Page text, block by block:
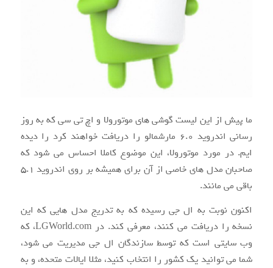
ما پیش از این لیست گوشی های موتورولا و اچ تی سی که به روز
رسانی اندروید ۶.۰ مارشمالو را دریافت خواهند کرد را دیده
ایم. در مورد موتورولا، این موضوع کاملا احساس می شود که
صاحبان مدل های خاصی از آن برای همیشه بر روی اندروید ۵.۱
باقی می مانند.
اکنون نوبت به ال جی رسیده که به تدریج مدل هایی که این
نسخه را دریافت می کنند، معرفی کند. در LGWorld.com، که
وب سایتی است که توسط سازندگان ال جی مدیریت می شود،
شما می توانید یک کشور را انتخاب کنید، مثلا ایالات متحده، و به